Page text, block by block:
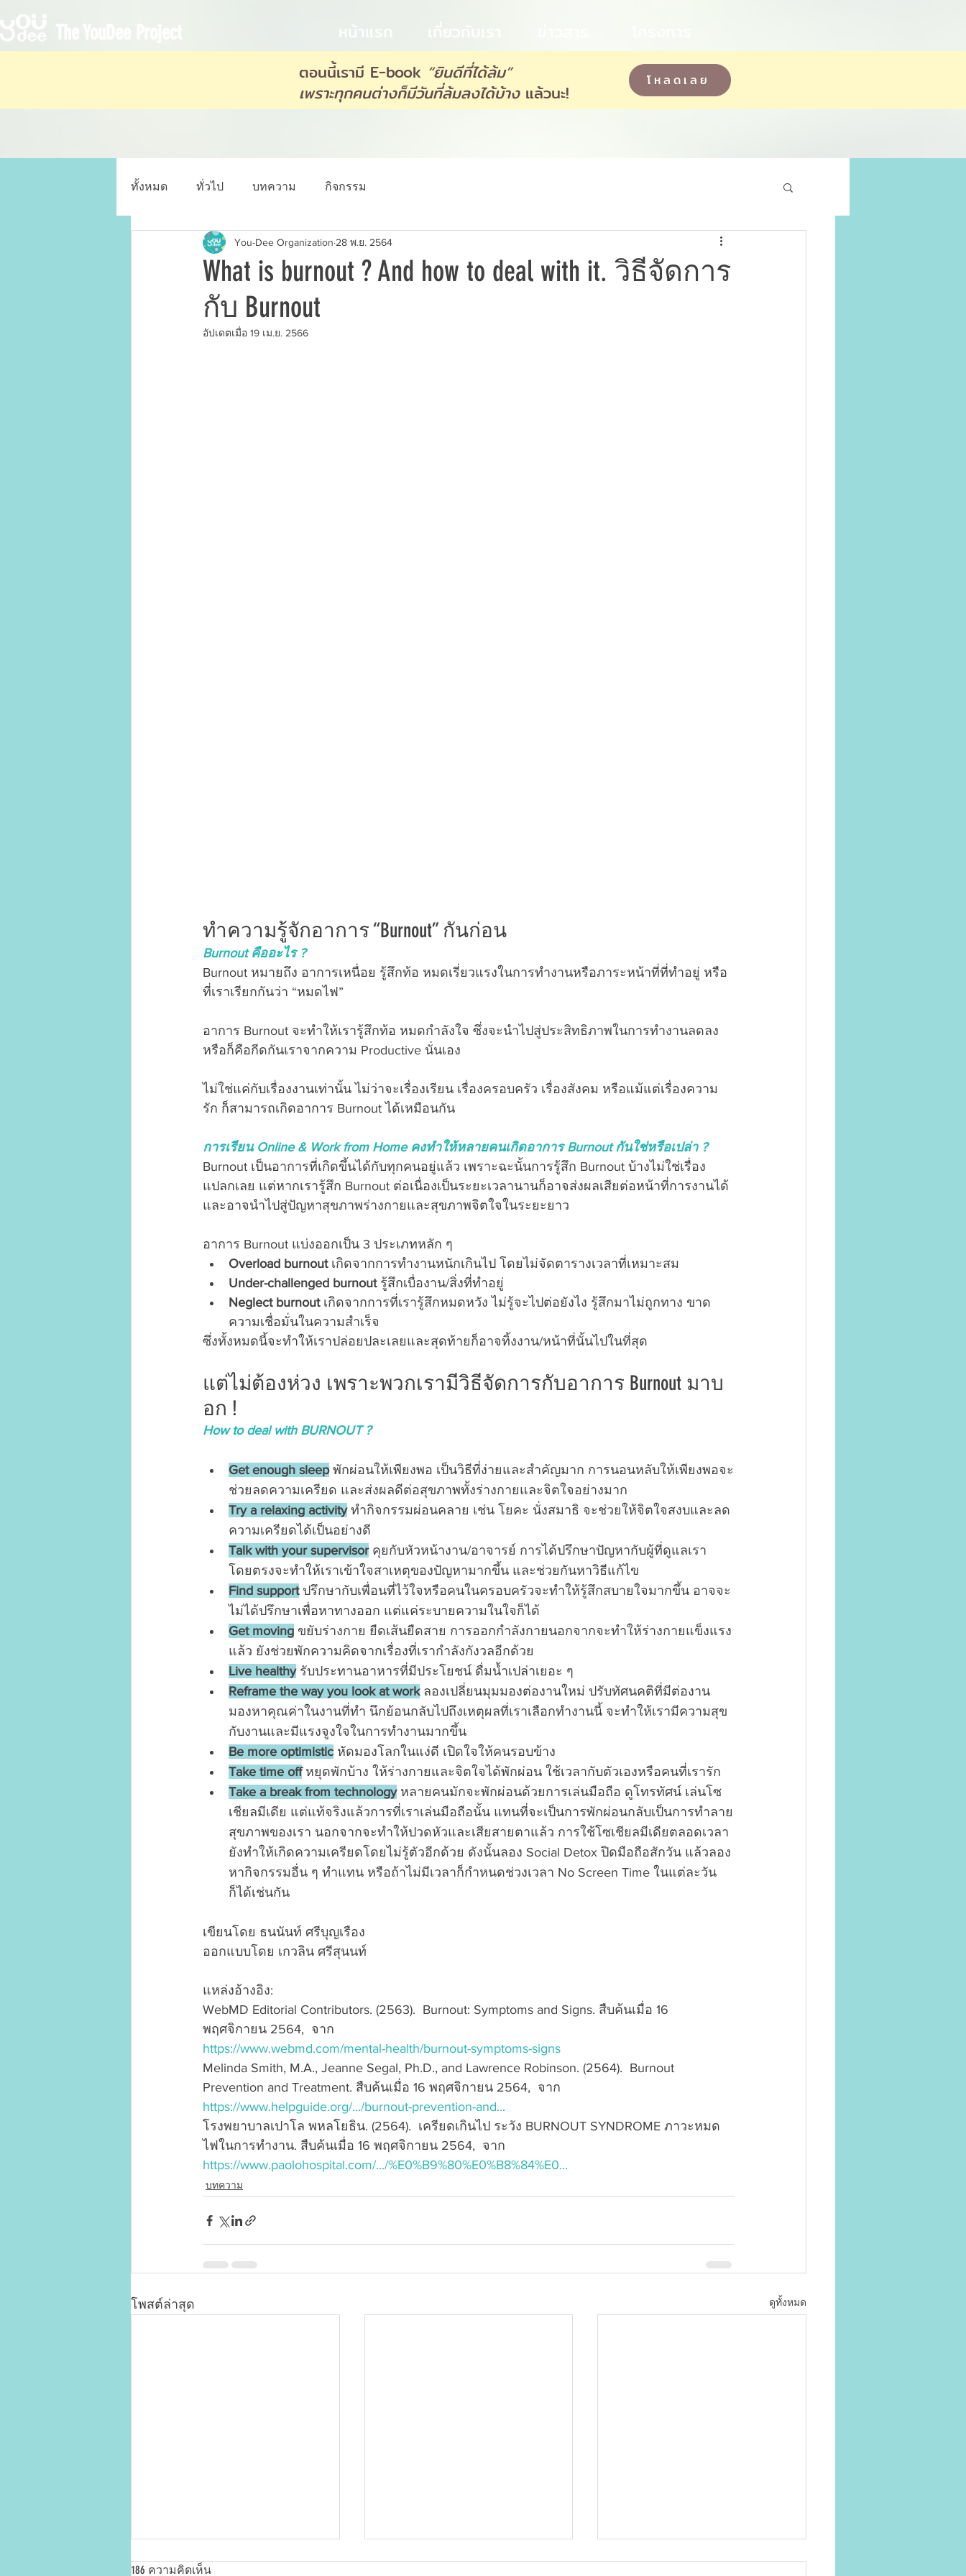
ตอนนี้เรามี E-book “ยินดีที่ได้ล้ม”
เพราะทุกคนต่างก็มีวันที่ล้มลงได้บ้างแล้วนะ!
โหลดเลย
ทั้งหมด ทั่วไป บทความ กิจกรรม
What is burnout ? And how to deal with it. วิธีจัดการ
กับ Burnout
You-Dee Organization 28 พ.ย. 2564
อัปเดตเมื่อ 19 เม.ย. 2566
ทำความรู้จักอาการ “Burnout” กันก่อน
Burnout คืออะไร ?
Burnout หมายถึง อาการเหนื่อย รู้สึกท้อ หมดเรี่ยวแรงในการทำงานหรือภาระหน้าที่ที่ทำอยู่ หรือ
ที่เราเรียกกันว่า “หมดไฟ”
อาการ Burnout จะทำให้เรารู้สึกท้อ หมดกำลังใจ ซึ่งจะนำไปสู่ประสิทธิภาพในการทำงานลดลง
หรือก็คือกีดกันเราจากความ Productive นั่นเอง
ไม่ใช่แค่กับเรื่องงานเท่านั้น ไม่ว่าจะเรื่องเรียน เรื่องครอบครัว เรื่องสังคม หรือแม้แต่เรื่องความ
รัก ก็สามารถเกิดอาการ Burnout ได้เหมือนกัน
การเรียน Online & Work from Home คงทำให้หลายคนเกิดอาการ Burnout กันใช่หรือเปล่า ?
Burnout เป็นอาการที่เกิดขึ้นได้กับทุกคนอยู่แล้ว เพราะฉะนั้นการรู้สึก Burnout บ้างไม่ใช่เรื่อง
แปลกเลย แต่หากเรารู้สึก Burnout ต่อเนื่องเป็นระยะเวลานานก็อาจส่งผลเสียต่อหน้าที่การงานได้
และอาจนำไปสู่ปัญหาสุขภาพร่างกายและสุขภาพจิตใจในระยะยาว
อาการ Burnout แบ่งออกเป็น 3 ประเภทหลัก ๆ
Overload burnout เกิดจากการทำงานหนักเกินไป โดยไม่จัดตารางเวลาที่เหมาะสม
Under-challenged burnout รู้สึกเบื่องาน/สิ่งที่ทำอยู่
Neglect burnout เกิดจากการที่เรารู้สึกหมดหวัง ไม่รู้จะไปต่อยังไง รู้สึกมาไม่ถูกทาง ขาด
ความเชื่อมั่นในความสำเร็จ
ซึ่งทั้งหมดนี้จะทำให้เราปล่อยปละเลยและสุดท้ายก็อาจทิ้งงาน/หน้าที่นั้นไปในที่สุด
แต่ไม่ต้องห่วง เพราะพวกเรามีวิธีจัดการกับอาการ Burnout มาบ
อก !
How to deal with BURNOUT ?
Get enough sleep พักผ่อนให้เพียงพอ เป็นวิธีที่ง่ายและสำคัญมาก การนอนหลับให้เพียงพอจะ
ช่วยลดความเครียด และส่งผลดีต่อสุขภาพทั้งร่างกายและจิตใจอย่างมาก
Try a relaxing activity ทำกิจกรรมผ่อนคลาย เช่น โยคะ นั่งสมาธิ จะช่วยให้จิตใจสงบและลด
ความเครียดได้เป็นอย่างดี
Talk with your supervisor คุยกับหัวหน้างาน/อาจารย์ การได้ปรึกษาปัญหากับผู้ที่ดูแลเรา
โดยตรงจะทำให้เราเข้าใจสาเหตุของปัญหามากขึ้น และช่วยกันหาวิธีแก้ไข
Find support ปรึกษากับเพื่อนที่ไว้ใจหรือคนในครอบครัวจะทำให้รู้สึกสบายใจมากขึ้น อาจจะ
ไม่ได้ปรึกษาเพื่อหาทางออก แต่แค่ระบายความในใจก็ได้
Get moving ขยับร่างกาย ยืดเส้นยืดสาย การออกกำลังกายนอกจากจะทำให้ร่างกายแข็งแรง
แล้ว ยังช่วยพักความคิดจากเรื่องที่เรากำลังกังวลอีกด้วย
Live healthy รับประทานอาหารที่มีประโยชน์ ดื่มน้ำเปล่าเยอะ ๆ
Reframe the way you look at work ลองเปลี่ยนมุมมองต่องานใหม่ ปรับทัศนคติที่มีต่องาน
มองหาคุณค่าในงานที่ทำ นึกย้อนกลับไปถึงเหตุผลที่เราเลือกทำงานนี้ จะทำให้เรามีความสุข
กับงานและมีแรงจูงใจในการทำงานมากขึ้น
Be more optimistic หัดมองโลกในแง่ดี เปิดใจให้คนรอบข้าง
Take time off หยุดพักบ้าง ให้ร่างกายและจิตใจได้พักผ่อน ใช้เวลากับตัวเองหรือคนที่เรารัก
Take a break from technology หลายคนมักจะพักผ่อนด้วยการเล่นมือถือ ดูโทรทัศน์ เล่นโซ
เชียลมีเดีย แต่แท้จริงแล้วการที่เราเล่นมือถือนั้น แทนที่จะเป็นการพักผ่อนกลับเป็นการทำลาย
สุขภาพของเรา นอกจากจะทำให้ปวดหัวและเสียสายตาแล้ว การใช้โซเชียลมีเดียตลอดเวลา
ยังทำให้เกิดความเครียดโดยไม่รู้ตัวอีกด้วย ดังนั้นลอง Social Detox ปิดมือถือสักวัน แล้วลอง
หากิจกรรมอื่น ๆ ทำแทน หรือถ้าไม่มีเวลาก็กำหนดช่วงเวลา No Screen Time ในแต่ละวัน
ก็ได้เช่นกัน
เขียนโดย ธนนันท์ ศรีบุญเรือง
ออกแบบโดย เกวลิน ศรีสุนนท์
แหล่งอ้างอิง:
WebMD Editorial Contributors. (2563).  Burnout: Symptoms and Signs. สืบค้นเมื่อ 16
พฤศจิกายน 2564,  จาก
https://www.webmd.com/mental-health/burnout-symptoms-signs
Melinda Smith, M.A., Jeanne Segal, Ph.D., and Lawrence Robinson. (2564).  Burnout
Prevention and Treatment. สืบค้นเมื่อ 16 พฤศจิกายน 2564,  จาก
https://www.helpguide.org/.../burnout-prevention-and...
โรงพยาบาลเปาโล พหลโยธิน. (2564).  เครียดเกินไป ระวัง BURNOUT SYNDROME ภาวะหมด
ไฟในการทำงาน. สืบค้นเมื่อ 16 พฤศจิกายน 2564,  จาก
https://www.paolohospital.com/.../%E0%B9%80%E0%B8%84%E0...
บทความ
โพสต์ล่าสุด ดูทั้งหมด
186 ความคิดเห็น